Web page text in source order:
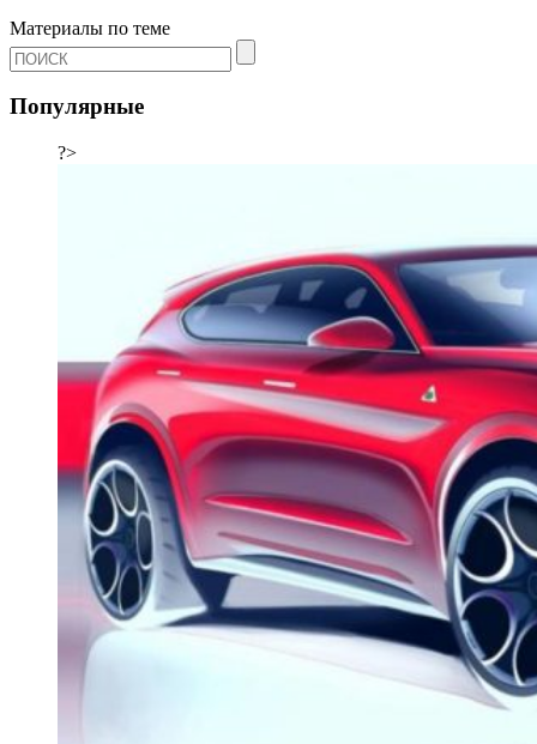
Материалы по теме
Популярные
?>